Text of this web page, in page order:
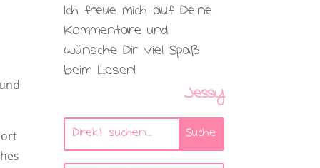
Ich freue mich auf Deine
Kommentare und
wünsche Dir viel Spaß
beim Lesen!
Jessy